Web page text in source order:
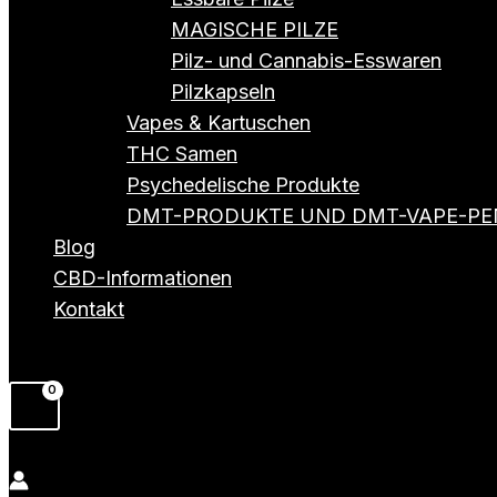
MAGISCHE PILZE
Pilz- und Cannabis-Esswaren
Pilzkapseln
Vapes & Kartuschen
THC Samen
Psychedelische Produkte
DMT-PRODUKTE UND DMT-VAPE-
Blog
CBD-Informationen
Kontakt